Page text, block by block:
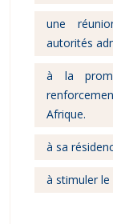
une
autorités
à la
Afrique.
à sa
à stimuler